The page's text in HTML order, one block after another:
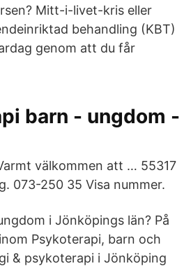
Mitt-i-livet-kris eller
behandling (KBT)
genom att du får
barn - ungdom -
välkommen att … 55317
073-250 35 Visa nummer.
i Jönköpings län? På
Psykoterapi, barn och
& psykoterapi i Jönköping